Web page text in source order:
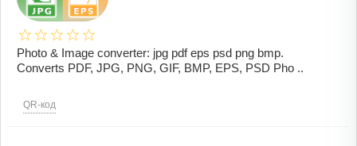
Photo & Image converter: jpg pdf eps psd png bmp.
Converts PDF, JPG, PNG, GIF, BMP, EPS, PSD Pho ..
QR-код